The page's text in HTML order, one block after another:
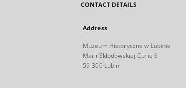
CONTACT DETAILS
Address
Muzeum Historyczne w Lubinie
Marii Skłodowskiej-Curie 6
59-300 Lubin